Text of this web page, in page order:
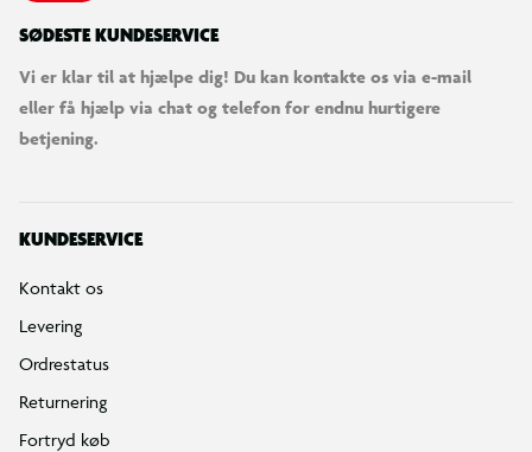
SØDESTE KUNDESERVICE
Vi er klar til at hjælpe dig! Du kan kontakte os via e-mail
eller få hjælp via chat og telefon for endnu hurtigere
betjening.
KUNDESERVICE
Kontakt os
Levering
Ordrestatus
Returnering
Fortryd køb